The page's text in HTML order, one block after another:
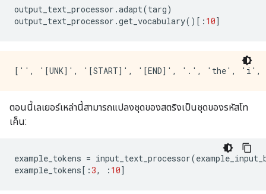
output_text_processor .adapt(targ)
output_text_processor .get_vocabulary()[: 10]
ตอนนี้เลเยอร์เหล่านี้สามารถแปลงชุดของสตริงเป็นชุดของรหัสโท
เค็น:
example_tokens = input_text_processor(
example_tokens[:3, : 10]